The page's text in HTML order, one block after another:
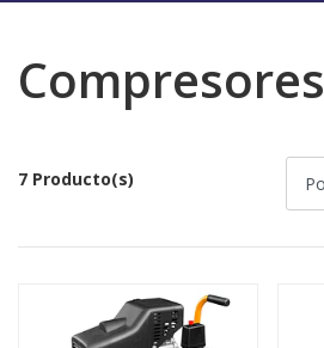
Compresores
7 Producto(s)